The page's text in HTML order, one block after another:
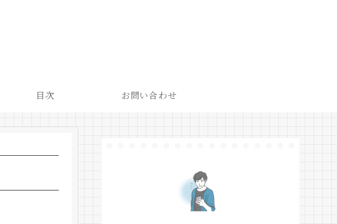
目次 お問い合わせ